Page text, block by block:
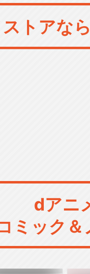
トアなら
dアニ
ミック